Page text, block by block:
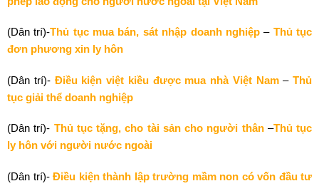
(Dân trí)-Thủ tục mua bán, sát nhập doanh nghiệp– Thủ tục
đơn phương xin ly hôn
(Dân trí)- Điều kiện việt kiều được mua nhà Việt Nam– Thủ
tục giải thể doanh nghiệp
(Dân trí)- Thủ tục tặng, cho tài sản cho người thân–Thủ tục
ly hôn với người nước ngoài
(Dân trí)- Điều kiện thành lập trường mầm non có vốn đầu tư